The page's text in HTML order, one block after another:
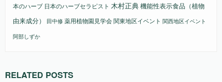
本のハーブ 日本のハーブセラピスト 木村正典機能性表示食品（植物
由来成分）
田中修 薬用植物園見学会関東地区イベント 関西地区イベント
阿部しずか
RELATED POSTS